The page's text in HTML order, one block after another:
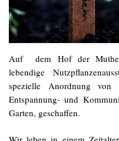
Auf dem Hof der
lebendige
spezielle Anordnung von
Entspannung- und
Garten, geschaffen.